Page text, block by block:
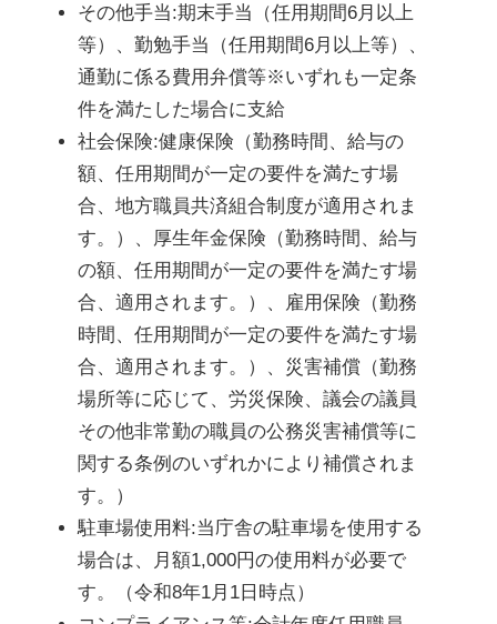
その他手当:期末手当（任用期間6月以上
等）、勤勉手当（任用期間6月以上等）、
通勤に係る費用弁償等※いずれも一定条
件を満たした場合に支給
社会保険:健康保険（勤務時間、給与の
額、任用期間が一定の要件を満たす場
合、地方職員共済組合制度が適用されま
す。）、厚生年金保険（勤務時間、給与
の額、任用期間が一定の要件を満たす場
合、適用されます。）、雇用保険（勤務
時間、任用期間が一定の要件を満たす場
合、適用されます。）、災害補償（勤務
場所等に応じて、労災保険、議会の議員
その他非常勤の職員の公務災害補償等に
関する条例のいずれかにより補償されま
す。）
駐車場使用料:当庁舎の駐車場を使用する
場合は、月額1,000円の使用料が必要で
す。（令和8年1月1日時点）